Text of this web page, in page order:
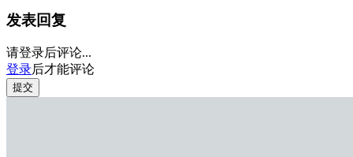
发表回复
请登录后评论...
登录后才能评论
提交